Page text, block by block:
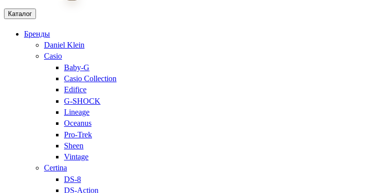
Каталог
Бренды
Daniel Klein
Casio
Baby-G
Casio Collection
Edifice
G-SHOCK
Lineage
Oceanus
Pro-Trek
Sheen
Vintage
Certina
DS-8
DS-Action